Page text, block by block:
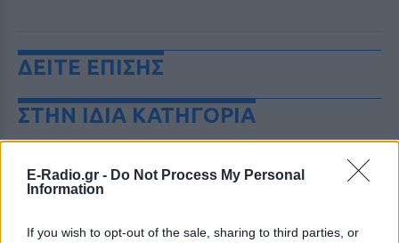
E-Radio.gr - Do Not Process My Personal
Information
If you wish to opt-out of the sale, sharing to third parties, or
ΔΕΙΤΕ ΕΠΙΣΗΣ
ΣΤΗΝ ΙΔΙΑ ΚΑΤΗΓΟΡΙΑ
«Θέλω τον μπαμπά μου»: Το
βίντεο της μεθυσμένης οδηγού
ΚΌΣΜΟΣ ΧΤΕΣ